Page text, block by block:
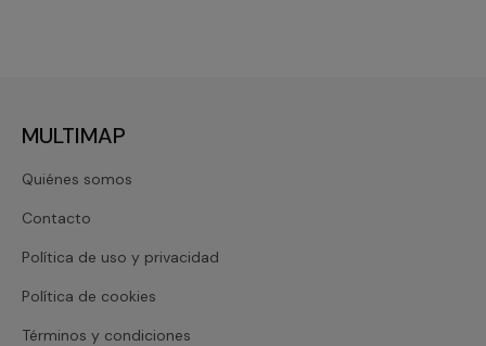
MULTIMAP
Quiénes somos
Contacto
Política de uso y privacidad
Política de cookies
Términos y condiciones